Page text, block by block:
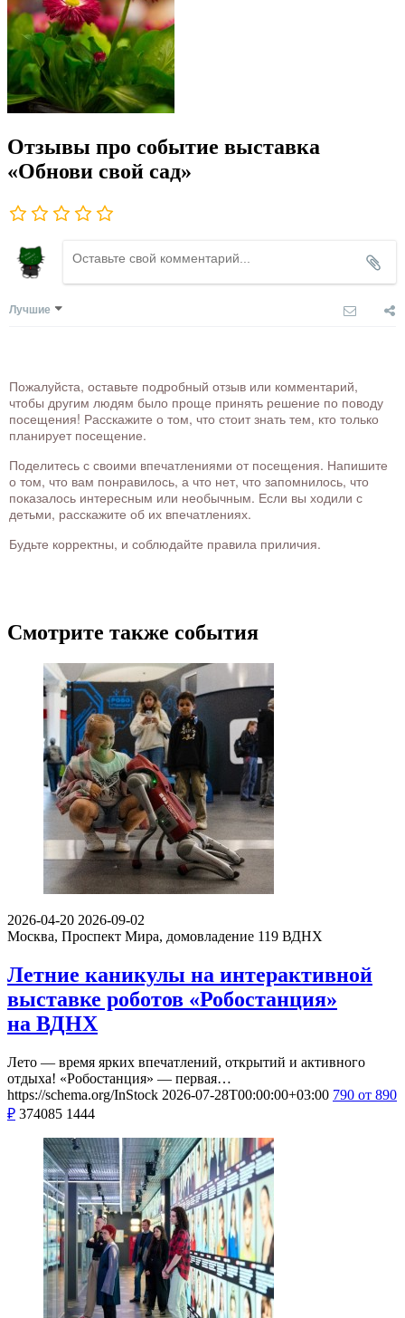
Отзывы про событие выставка
«Обнови свой сад»
Лучшие
Пожалуйста, оставьте подробный отзыв или комментарий,
чтобы другим людям было проще принять решение по поводу
посещения! Расскажите о том, что стоит знать тем, кто только
планирует посещение.
Поделитесь с своими впечатлениями от посещения. Напишите
о том, что вам понравилось, а что нет, что запомнилось, что
показалось интересным или необычным. Если вы ходили с
детьми, расскажите об их впечатлениях.
Будьте корректны, и соблюдайте правила приличия.
Смотрите также события
2026-04-20 2026-09-02
Москва, Проспект Мира, домовладение 119 ВДНХ
Летние каникулы на интерактивной
выставке роботов «Робостанция»
на ВДНХ
Лето — время ярких впечатлений, открытий и активного
отдыха! «Робостанция» — первая…
https://schema.org/InStock 2026-07-28T00:00:00+03:00 790 от 890
₽ 374085 1444